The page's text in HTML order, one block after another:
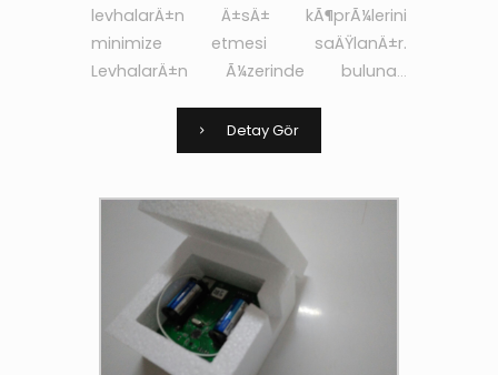
levhalarÄ±n Ä±sÄ± kÃ¶prÃ¼lerini
minimize etmesi saÄŸlanÄ±r.
LevhalarÄ±n Ã¼zerinde bulunan
yapÄ±ÅŸtÄ±rÄ±cÄ± ve sÄ±vanÄ±n
aderans niteliÄŸi arttÄ±rÄ±larak yÃ¼k
Detay Gör